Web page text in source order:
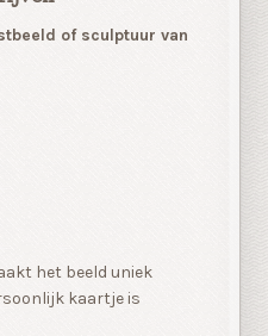
of sculptuur van
het beeld uniek
kaartje is